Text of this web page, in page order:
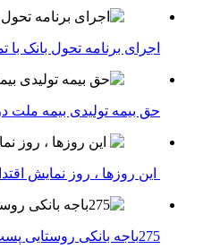
اجرای برنامه تحول بانک
حق بیمه تولیدی بیمه ملت در
این روزها ، روز نمایش
275باجه بانکی روستایی پست بانک ایران منابع خود را به بیش از ۱۰۰ میلیارد ریال افزایش دادند